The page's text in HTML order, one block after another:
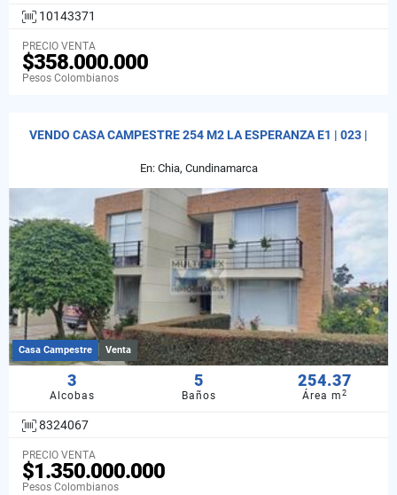
10143371
PRECIO VENTA
$358.000.000
Pesos Colombianos
VENDO CASA CAMPESTRE 254 M2 LA ESPERANZA E1 | 023 |
En: Chia, Cundinamarca
Casa Campestre Venta
3
Alcobas
5
Baños
254.37
Área m2
8324067
PRECIO VENTA
$1.350.000.000
Pesos Colombianos